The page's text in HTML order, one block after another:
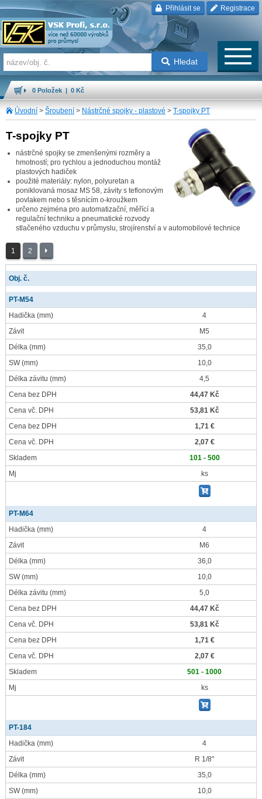
Přihlásit se Registrace
Hledat
0 Položek | 0 Kč
Úvodní > Šroubení > Nástrčné spojky - plastové > T-spojky PT
T-spojky PT
nástrčné spojky se zmenšenými rozměry a
hmotností; pro rychlou a jednoduchou montáž
plastových hadiček
použité materiály: nylon, polyuretan a
poniklovaná mosaz MS 58, závity s teflonovým
povlakem nebo s těsnícím o-kroužkem
určeno zejména pro automatizační, měřící a
regulační techniku a pneumatické rozvody
stlačeného vzduchu v průmyslu, strojírenství a v automobilové technice
1 2
Obj. č.
PT-M54
Hadička (mm)
4
Závit
M5
Délka (mm)
35,0
SW(mm)
10,0
Délka závitu (mm)
4,5
Cena bez DPH
44,47 Kč
Cena vč. DPH
53,81 Kč
Cena bez DPH
1,71 €
Cena vč. DPH
2,07 €
Skladem
101 - 500
Mj
ks
PT-M64
Hadička (mm)
4
Závit
M6
Délka (mm)
36,0
SW(mm)
10,0
Délka závitu (mm)
5,0
Cena bez DPH
44,47 Kč
Cena vč. DPH
53,81 Kč
Cena bez DPH
1,71 €
Cena vč. DPH
2,07 €
Skladem
501 - 1000
Mj
ks
PT-184
Hadička (mm)
4
Závit
R 1/8"
Délka (mm)
35,0
SW(mm)
10,0